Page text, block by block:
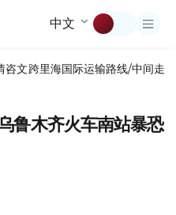
中文
咨文跨里海国际运输路线/中间走廊
鲁木齐火车南站暴恐